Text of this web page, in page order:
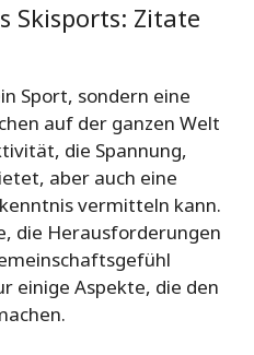
Skisports: Zitate
Sport, sondern eine
auf der ganzen Welt
die Spannung,
aber auch eine
vermitteln kann.
die Herausforderungen
einige Aspekte, die den